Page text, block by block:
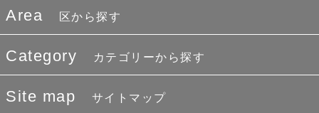
Area 区から探す
Category カテゴリーから探す
Site map サイトマップ